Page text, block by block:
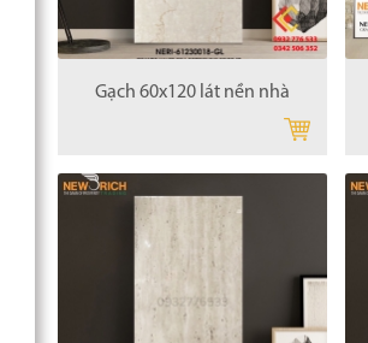
Gạch 60x120 lát nền nhà